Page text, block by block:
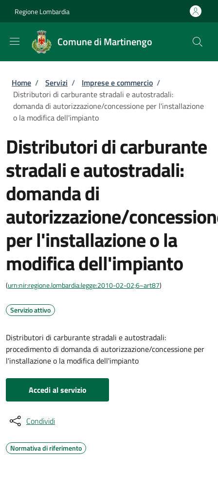
Regione Lombardia
Comune di Martinengo
Briciole di pane
Home / Servizi / Imprese e commercio /
Distributori di carburante stradali e autostradali:
domanda di autorizzazione/concessione per l'installazione
o la modifica dell'impianto
Distributori di carburante
stradali e autostradali:
domanda di
autorizzazione/
per l'installazione o la
modifica dell'impianto
(urn:nir:regione.lombardia:legge:2010-02-02;6~art87)
Servizio attivo
Distributori di carburante stradali e autostradali:
procedimento di domanda di autorizzazione/concessione per
l'installazione o la modifica dell'impianto
Accedi al servizio
Condividi
Normativa di riferimento